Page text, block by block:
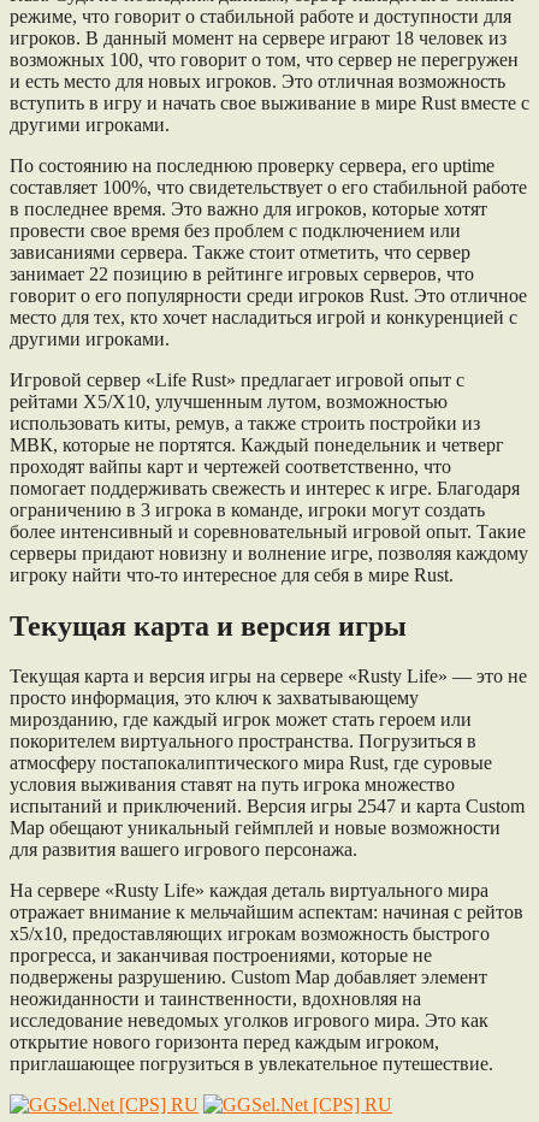
режиме, что говорит о стабильной работе и доступности для
игроков. В данный момент на сервере играют 18 человек из
возможных 100, что говорит о том, что сервер не перегружен
и есть место для новых игроков. Это отличная возможность
вступить в игру и начать свое выживание в мире Rust вместе с
другими игроками.
По состоянию на последнюю проверку сервера, его uptime
составляет 100%, что свидетельствует о его стабильной работе
в последнее время. Это важно для игроков, которые хотят
провести свое время без проблем с подключением или
зависаниями сервера. Также стоит отметить, что сервер
занимает 22 позицию в рейтинге игровых серверов, что
говорит о его популярности среди игроков Rust. Это отличное
место для тех, кто хочет насладиться игрой и конкуренцией с
другими игроками.
Игровой сервер «Life Rust» предлагает игровой опыт с
рейтами Х5/Х10, улучшенным лутом, возможностью
использовать киты, ремув, а также строить постройки из
МВК, которые не портятся. Каждый понедельник и четверг
проходят вайпы карт и чертежей соответственно, что
помогает поддерживать свежесть и интерес к игре. Благодаря
ограничению в 3 игрока в команде, игроки могут создать
более интенсивный и соревновательный игровой опыт. Такие
серверы придают новизну и волнение игре, позволяя каждому
игроку найти что-то интересное для себя в мире Rust.
Текущая карта и версия игры
Текущая карта и версия игры на сервере «Rusty Life» — это не
просто информация, это ключ к захватывающему
мирозданию, где каждый игрок может стать героем или
покорителем виртуального пространства. Погрузиться в
атмосферу постапокалиптического мира Rust, где суровые
условия выживания ставят на путь игрока множество
испытаний и приключений. Версия игры 2547 и карта Custom
Map обещают уникальный геймплей и новые возможности
для развития вашего игрового персонажа.
На сервере «Rusty Life» каждая деталь виртуального мира
отражает внимание к мельчайшим аспектам: начиная с рейтов
х5/х10, предоставляющих игрокам возможность быстрого
прогресса, и заканчивая построениями, которые не
подвержены разрушению. Custom Map добавляет элемент
неожиданности и таинственности, вдохновляя на
исследование неведомых уголков игрового мира. Это как
открытие нового горизонта перед каждым игроком,
приглашающее погрузиться в увлекательное путешествие.